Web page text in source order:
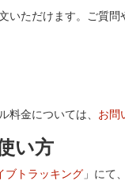
いただけます。ご質問
料金については、 お問
い方
ブトラッキング 」にて